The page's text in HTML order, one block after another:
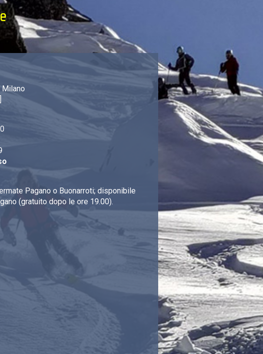
Pagano o Buonarroti; disponibile
(gratuito dopo le ore 19.00).